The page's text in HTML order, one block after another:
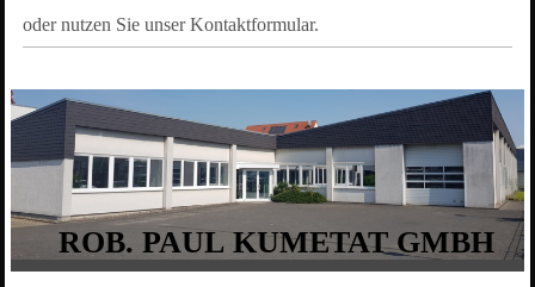
oder nutzen Sie unser Kontaktformular.
ROB. PAUL KUMETAT GMBH